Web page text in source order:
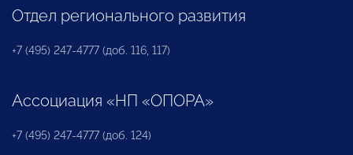
Отдел регионального развития
+7 (495) 247-4777 (доб. 116, 117)
Ассоциация «НП «ОПОРА»
+7 (495) 247-4777 (доб. 124)